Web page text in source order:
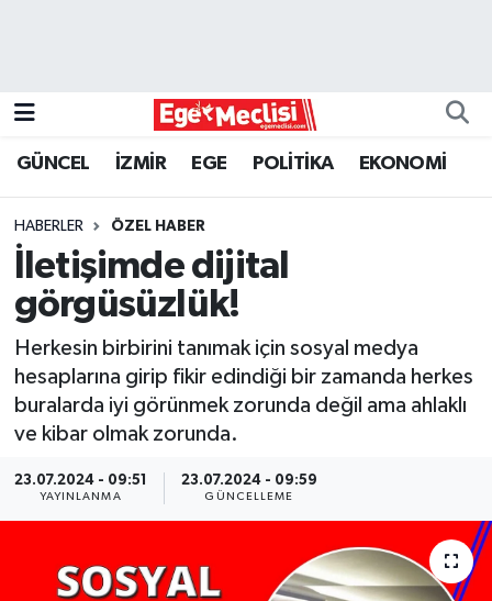
GÜNCEL İZMİR EGE POLİTİKA EKONOMİ
HABERLER ÖZEL HABER
İletişimde dijital
görgüsüzlük!
Herkesin birbirini tanımak için sosyal medya
hesaplarına girip fikir edindiği bir zamanda herkes
buralarda iyi görünmek zorunda değil ama ahlaklı
ve kibar olmak zorunda.
23.07.2024 - 09:51
YAYINLANMA
23.07.2024 - 09:59
GÜNCELLEME
GÜNCEL
İZMİR
ÖZEL HABER
Programlar
SPOR